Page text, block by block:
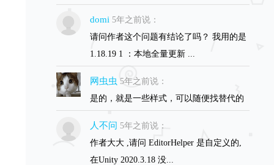
domi 5年之前说：
请问作者这个问题有结论了吗？ 我用的是
1.18.19 1 ：本地全量更新 ...
网虫虫 5年之前说：
是的，就是一些样式，可以随便找替代的
人不问 5年之前说：
作者大大 ,请问 EditorHelper 是自定义的,
在Unity 2020.3.18 没...